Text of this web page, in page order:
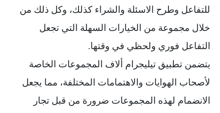
للتفاعل وطرح الاسئلة والشراء كذلك، وكل ذلك من
خلال مجموعة من الخيارات السهلة التي تجعل
التفاعل فوري ولحظي في وقتها.
يتضمن تطبيق تيليجرام ألاف المجموعات الخاصة
لأصحاب الهوايات والاهتمامات المختلفة، مما يجعل
الانضمام لهذه المجموعات ضرورة من قبل تجار